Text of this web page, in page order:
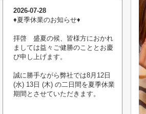
2026-07-28
♦︎夏季休業のお知らせ♦︎
拝啓 盛夏の候、皆様方におかれ
ましては益々ご健勝のこととお慶
び申し上げます。
誠に勝手ながら弊社では8月12日
(水) 13日 (木) の二日間を夏季休業
期間とさせていただきます。